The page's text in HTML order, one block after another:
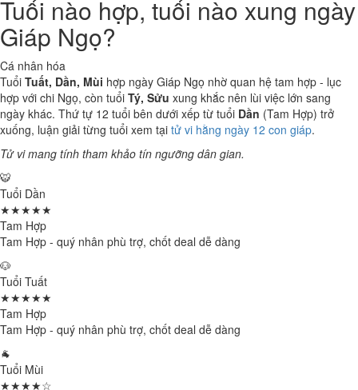
Tuổi nào hợp, tuổi nào xung ngày
Giáp Ngọ?
Cá nhân hóa
Tuổi Tuất, Dần, Mùi hợp ngày Giáp Ngọ nhờ quan hệ tam hợp - lục
hợp với chi Ngọ, còn tuổi Tý, Sửu xung khắc nên lùi việc lớn sang
ngày khác. Thứ tự 12 tuổi bên dưới xếp từ tuổi Dần (Tam Hợp) trở
xuống, luận giải từng tuổi xem tại tử vi hằng ngày 12 con giáp.
Tử vi mang tính tham khảo tín ngưỡng dân gian.
🐯
Tuổi Dần
★★★★★
Tam Hợp
Tam Hợp - quý nhân phù trợ, chốt deal dễ dàng
🐶
Tuổi Tuất
★★★★★
Tam Hợp
Tam Hợp - quý nhân phù trợ, chốt deal dễ dàng
🐐
Tuổi Mùi
★★★★☆